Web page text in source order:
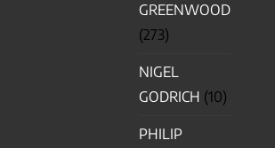
GREENWOOD
(273)
NIGEL
GODRICH (10)
PHILIP